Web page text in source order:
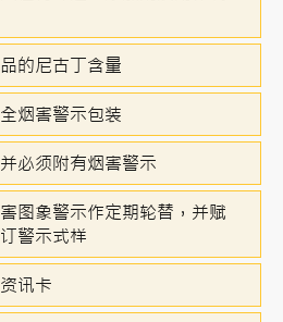
的尼古丁含量
烟害警示包装
必须附有烟害警示
图象警示作定期轮替，并赋
警示式样
讯卡